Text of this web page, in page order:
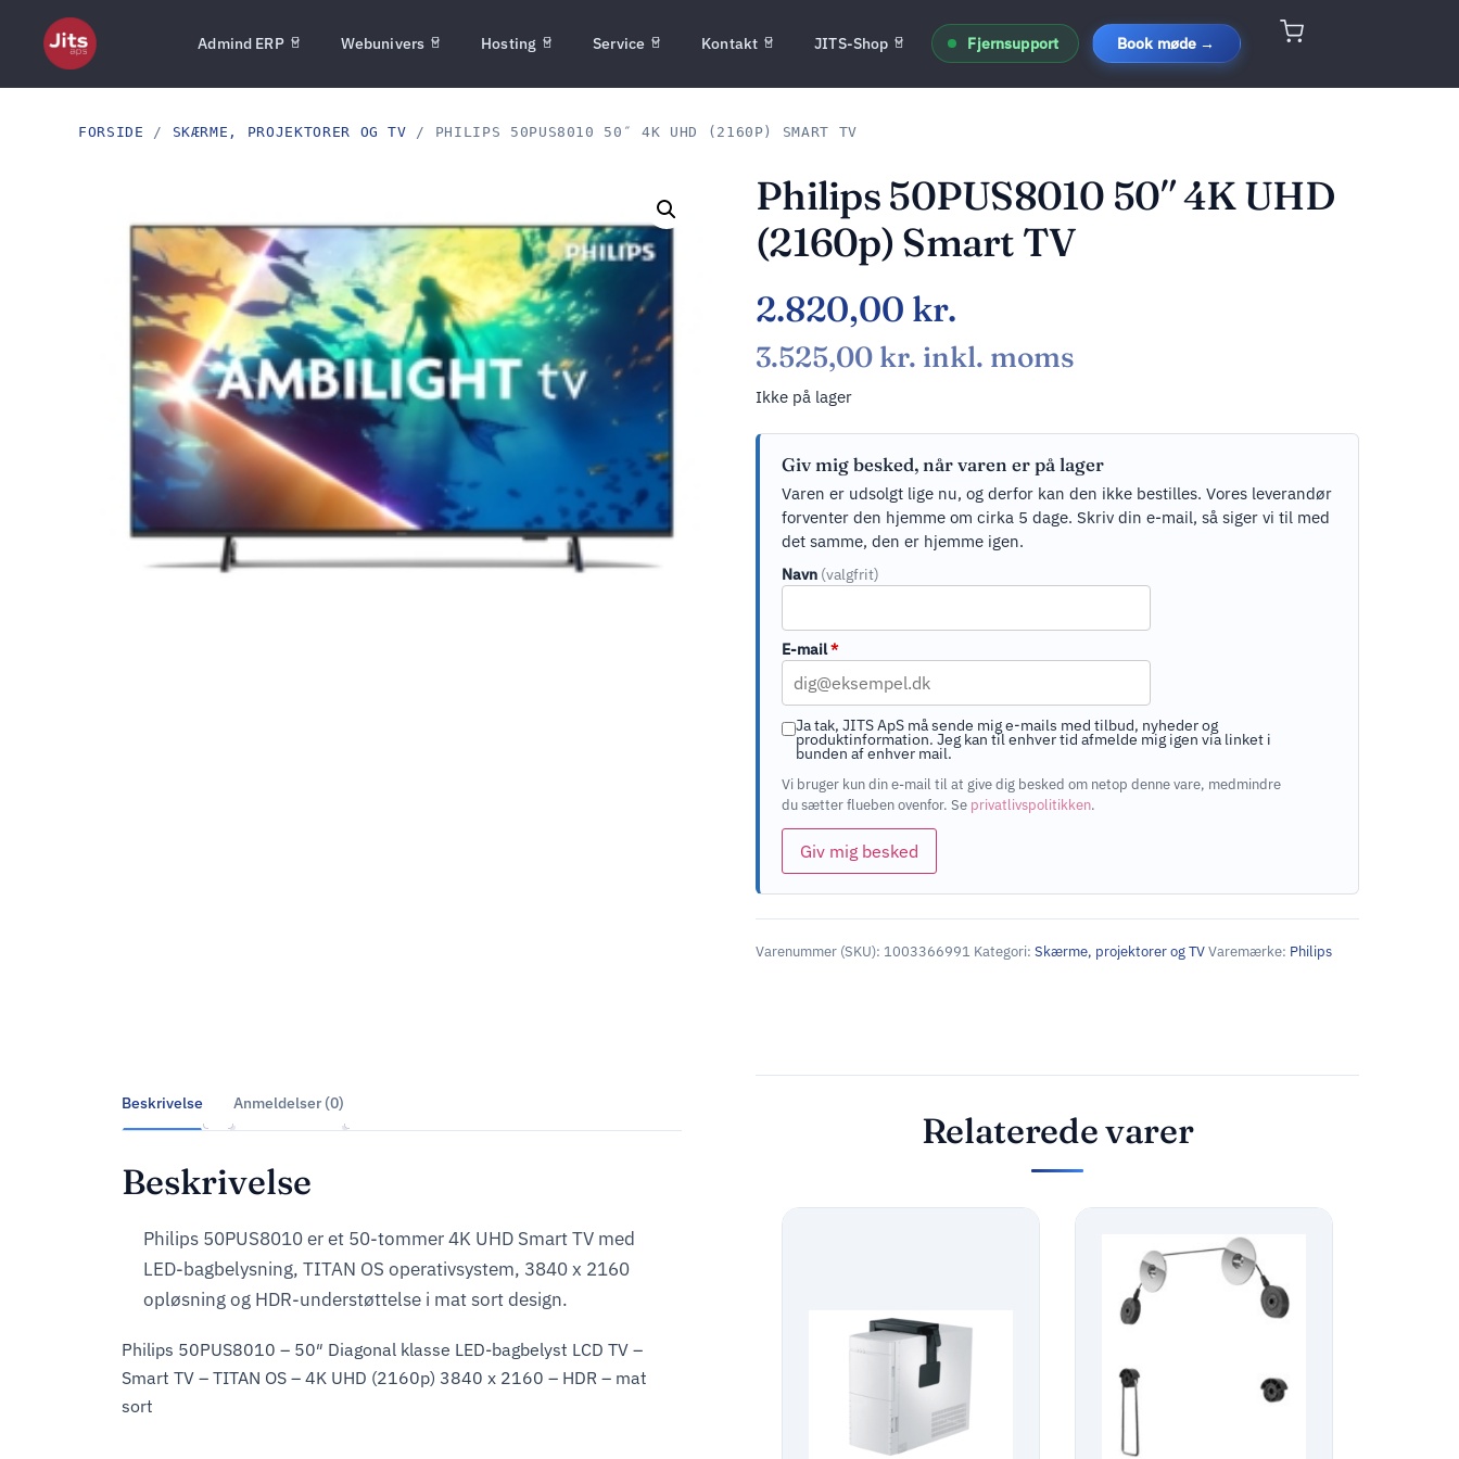
Admind ERP Webunivers Hosting Service Kontakt JITS-Shop Fjernsupport Book møde →
FORSIDE / SKÆRME, PROJEKTORER OG TV / PHILIPS 50PUS8010 50″ 4K UHD (2160P) SMART TV
Philips 50PUS8010 50″ 4K UHD
(2160p) Smart TV
2.820,00 kr.
3.525,00 kr. inkl. moms
Ikke på lager
Giv mig besked, når varen er på lager
Varen er udsolgt lige nu, og derfor kan den ikke bestilles. Vores leverandør
forventer den hjemme om cirka 5 dage. Skriv din e-mail, så siger vi til med
det samme, den er hjemme igen.
Navn (valgfrit)
E-mail*
Ja tak, JITS ApS må sende mig e-mails med tilbud, nyheder og
produktinformation. Jeg kan til enhver tid afmelde mig igen via linket i
bunden af enhver mail.
Vi bruger kun din e-mail til at give dig besked om netop denne vare, medmindre
du sætter flueben ovenfor. Se privatlivspolitikken.
Giv mig besked
Varenummer (SKU): 1003366991 Kategori: Skærme, projektorer og TVVaremærke: Philips
Beskrivelse Anmeldelser (0)
Beskrivelse
Philips 50PUS8010 er et 50-tommer 4K UHD Smart TV med
LED-bagbelysning, TITAN OS operativsystem, 3840 x 2160
opløsning og HDR-understøttelse i mat sort design.
Philips 50PUS8010 – 50″ Diagonal klasse LED-bagbelyst LCD TV –
Smart TV – TITAN OS – 4K UHD (2160p) 3840 x 2160 – HDR – mat
sort
Relaterede varer